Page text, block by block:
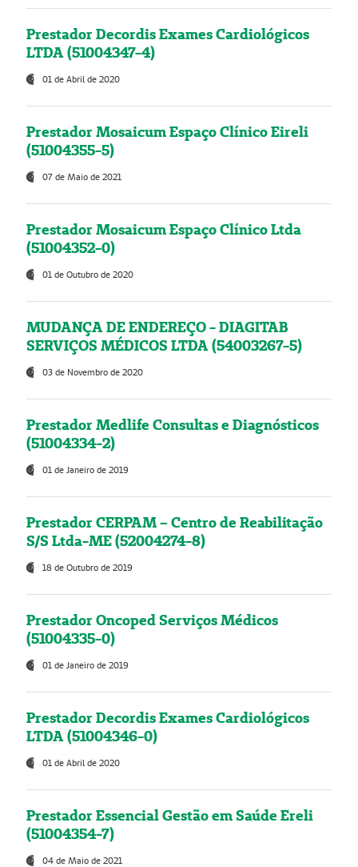
Prestador Decordis Exames Cardiológicos
LTDA (51004347-4)
01 de Abril de 2020
Prestador Mosaicum Espaço Clínico Eireli
(51004355-5)
07 de Maio de 2021
Prestador Mosaicum Espaço Clínico Ltda
(51004352-0)
01 de Outubro de 2020
MUDANÇA DE ENDEREÇO - DIAGITAB
SERVIÇOS MÉDICOS LTDA (54003267-5)
03 de Novembro de 2020
Prestador Medlife Consultas e Diagnósticos
(51004334-2)
01 de Janeiro de 2019
Prestador CERPAM – Centro de Reabilitação
S/S Ltda-ME (52004274-8)
18 de Outubro de 2019
Prestador Oncoped Serviços Médicos
(51004335-0)
01 de Janeiro de 2019
Prestador Decordis Exames Cardiológicos
LTDA (51004346-0)
01 de Abril de 2020
Prestador Essencial Gestão em Saúde Ereli
(51004354-7)
04 de Maio de 2021